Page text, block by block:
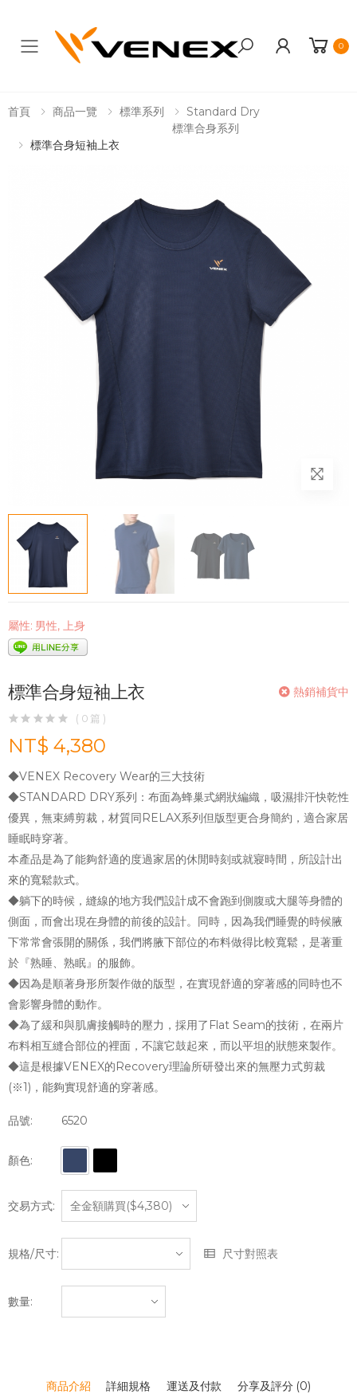
Toggle mobile menu 0
首頁 商品一覽 標準系列
Standard Dry
標準合身系列
標準合身短袖上衣
屬性: 男性, 上身
熱銷補貨中
標準合身短袖上衣
( 0 篇 )
NT$ 4,380
◆VENEX Recovery Wear的三大技術
◆STANDARD DRY系列：布面為蜂巢式網狀編織，吸濕排汗快乾性
優異，無束縛剪裁，材質同RELAX系列但版型更合身簡約，適合家居
睡眠時穿著。
本產品是為了能夠舒適的度過家居的休閒時刻或就寢時間，所設計出
來的寬鬆款式。
◆躺下的時候，縫線的地方我們設計成不會跑到側腹或大腿等身體的
側面，而會出現在身體的前後的設計。同時，因為我們睡覺的時候腋
下常常會張開的關係，我們將腋下部位的布料做得比較寬鬆，是著重
於『熟睡、熟眠』的服飾。
◆因為是順著身形所製作做的版型，在實現舒適的穿著感的同時也不
會影響身體的動作。
◆為了緩和與肌膚接觸時的壓力，採用了Flat Seam的技術，在兩片
布料相互縫合部位的裡面，不讓它鼓起來，而以平坦的狀態來製作。
◆這是根據VENEX的Recovery理論所研發出來的無壓力式剪裁
(※1)，能夠實現舒適的穿著感。
品號: 6520
顏色:
交易方式:
規格/尺寸: 尺寸對照表
數量:
商品介紹 詳細規格 運送及付款 分享及評分 (0)